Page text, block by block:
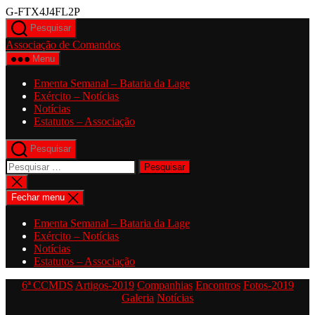
G-FTX4J4FL2PSaltar
conteúdo
Pesquisar
Associação de Comandos
Menu
Ementa Semanal – Bataria da Lage
Exército – Notícias
Notícias
Estatutos – Associação
Pesquisar
Pesquisar
por:
Fechar
pesquisa
Fechar menu
Ementa Semanal – Bataria da Lage
Exército – Notícias
Notícias
Estatutos – Associação
Categorias
6ª CCMDS Artigos-2019 Companhias Encontros Fotos-2019
Galeria Notícias